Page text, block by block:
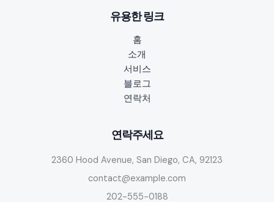
유용한 링크
홈
소개
서비스
블로그
연락처
연락주세요
2360 Hood Avenue, San Diego, CA, 92123
contact@example.com
202-555-0188